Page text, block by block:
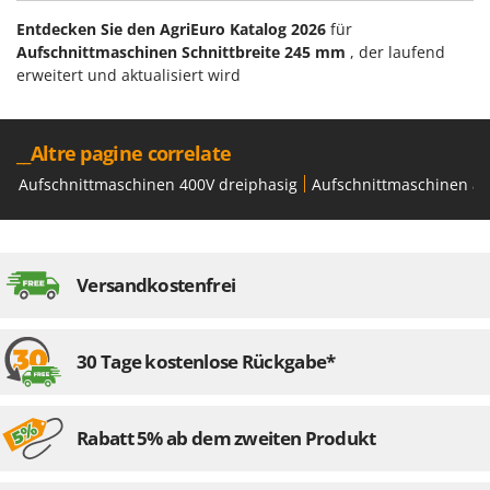
P
Palettengabeln für Traktoren
Pelletpressen
Plasmaschneider
Rasensodenschneider
Rasentrimmer - Kantenschneider
Forest Master
Francini
G3 Ferrari
Gardena
Garofalo
GeoTech
Gierre
Girmi
GRAEF
Entdecken Sie den AgriEuro Katalog 2026 für
Aufschnittmaschinen Schnittbreite 245 mm , der laufend
erweitert und aktualisiert wird
__Altre pagine correlate
Aufschnittmaschinen 400V dreiphasig Aufschnittmaschinen
Versandkostenfrei
30 Tage kostenlose Rückgabe*
Rabatt 5% ab dem zweiten Produkt